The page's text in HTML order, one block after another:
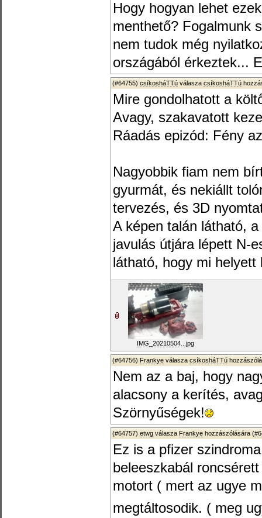
Hogy hogyan lehet
menthető? Fogalmunk
nem tudok még
országából érkeztek...
(#64755) csíkosháTTú válasza csíkosháTTú
Mire gondolhatott a
Avagy, szakavatott
Ráadás epizód: Fény
Nagyobbik fiam nem
gyurmát, és nekiállt
tervezés, és 3D
A képen talán látható,
javulás útjára lépett N-
látható, hogy mi helyett
IMG_20210504...jpg
(#64756) Frankye válasza csíkosháTTú
Nem az a baj, hogy
alacsony a kerítés,
Szörnyűségek!
(#64757) etwg válasza Frankye hozzászólására (
Ez is a pfizer
beleeszkabál
motort ( mert az ugye
megtáltosodik. ( meg